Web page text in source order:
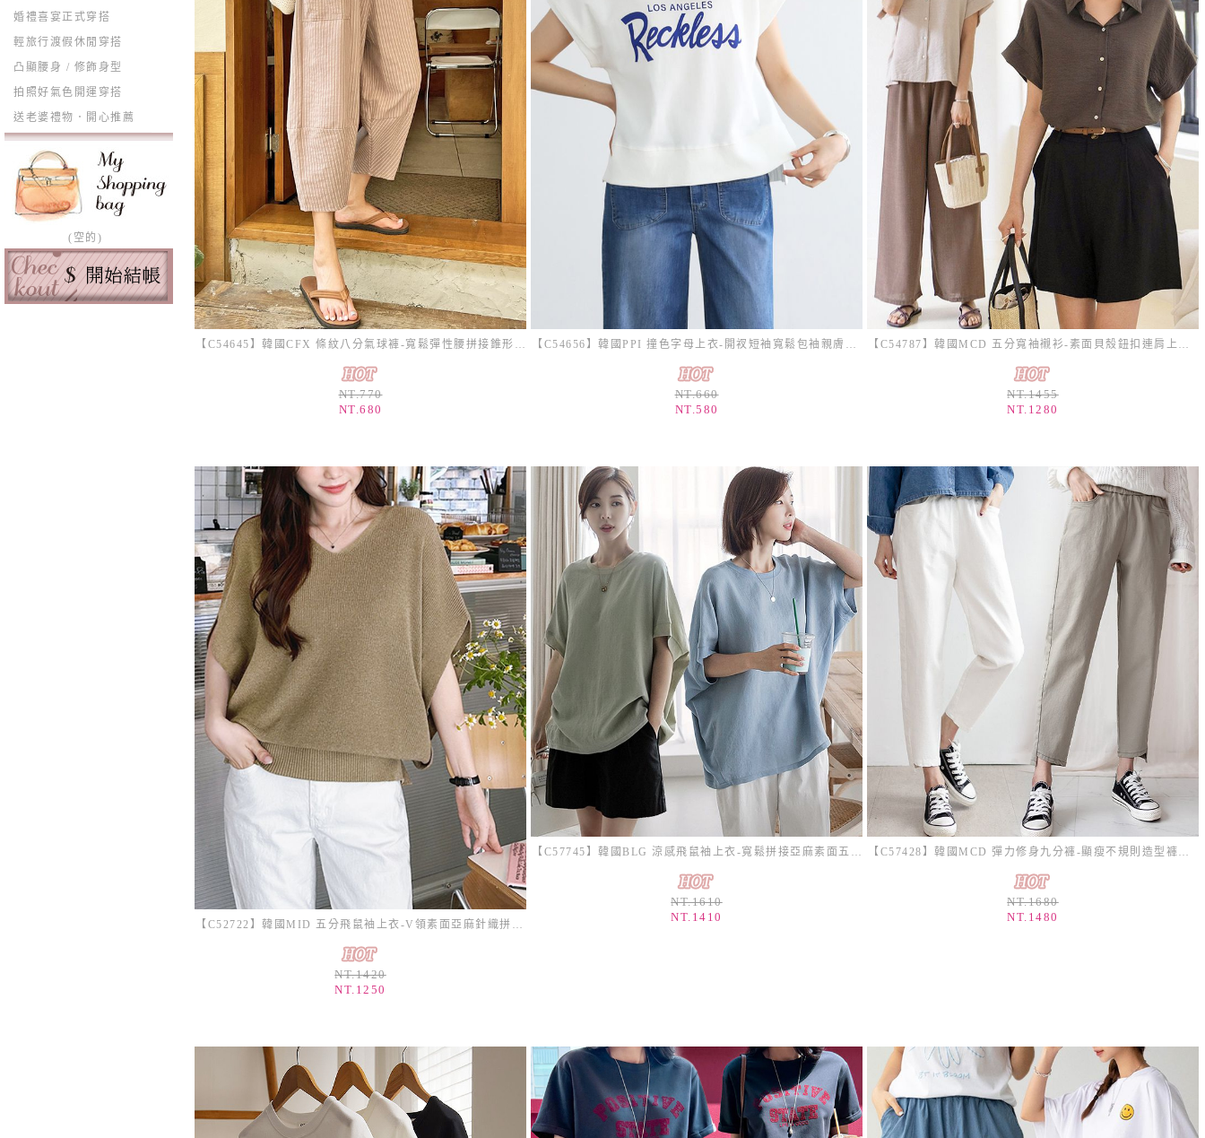
婚禮喜宴正式穿搭
輕旅行渡假休閒穿搭
凸顯腰身 / 修飾身型
拍照好氣色開運穿搭
送老婆禮物．開心推薦
(空的)
【C54645】韓國CFX 條紋八分氣球褲-寬鬆彈性腰拼接錐形褲_影片★★
NT.770
NT.680
【C54656】韓國PPI 撞色字母上衣-開衩短袖寬鬆包袖親膚_影片★★
NT.660
NT.580
【C54787】韓國MCD 五分寬袖襯衫-素面貝殼鈕扣連肩上衣外搭_影片★★
NT.1455
NT.1280
NT.1420
NT.1250
【C57745】韓國BLG 涼感飛鼠袖上衣-寬鬆拼接亞麻素面五分袖長版_影片★★
NT.1610
NT.1410
【C57428】韓國MCD 彈力修身九分褲-顯瘦不規則造型褲口素面好氣色錐形褲_影片★★
NT.1680
NT.1480